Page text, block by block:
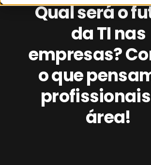
Qual será o
da TI nas
empresas?
o que
área!